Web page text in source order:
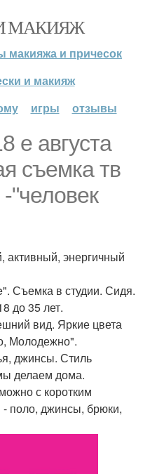
МАКИЯЖ
макияжа и причесок
и макияж
игры отзывы
е августа
съемка тв
"человек
активный, энергичный
Съемка в студии. Сидя.
до 35 лет.
вид. Яркие цвета
Молодежно".
джинсы. Стиль
делаем дома.
с коротким
- поло, джинсы, брюки,